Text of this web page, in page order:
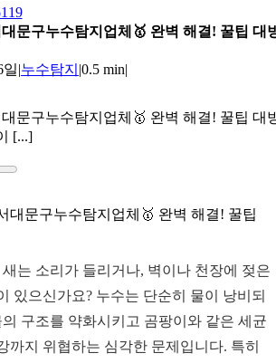
문구누수탐지업체🥇 완벽 해결! 꿀팁 대
일|누수탐지 |0.5 min|
문구누수탐지업체🥇 완벽 해결! 꿀팁 대
[...]
대문구누수탐지업체🥇 완벽 해결! 꿀팁
는 소리가 들리거나, 벽이나 천장에 젖은
있으신가요? 누수는 단순히 물이 낭비되
구조를 약화시키고 곰팡이와 같은 세균
까지 위협하는 심각한 문제입니다. 특히